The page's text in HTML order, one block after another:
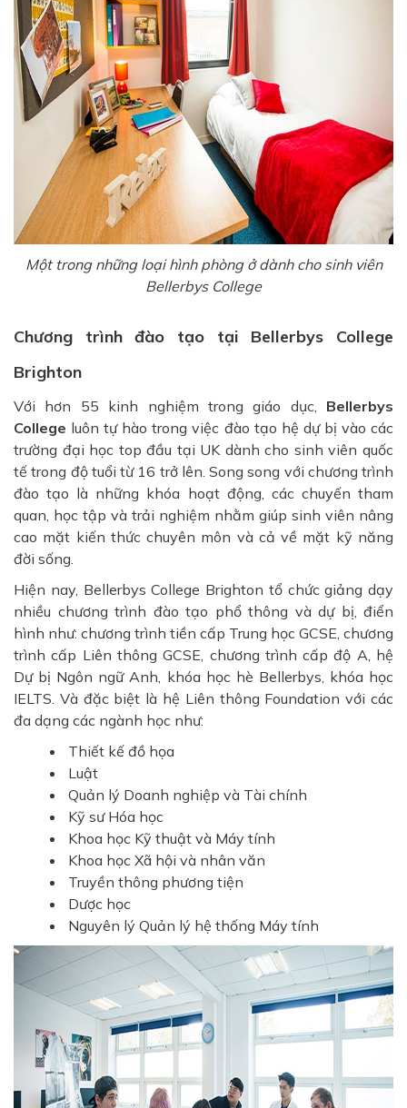
Một trong những loại hình phòng ở dành cho sinh viên
Bellerbys College
Chương trình đào tạo tại Bellerbys College
Brighton
Với hơn 55 kinh nghiệm trong giáo dục, Bellerbys
College luôn tự hào trong việc đào tạo hệ dự bị vào các
trường đại học top đầu tại UK dành cho sinh viên quốc
tế trong độ tuổi từ 16 trở lên. Song song với chương trình
đào tạo là những khóa hoạt động, các chuyến tham
quan, học tập và trải nghiệm nhằm giúp sinh viên nâng
cao mặt kiến thức chuyên môn và cả về mặt kỹ năng
đời sống.
Hiện nay, Bellerbys College Brighton tổ chức giảng dạy
nhiều chương trình đào tạo phổ thông và dự bị, điển
hình như: chương trình tiền cấp Trung học GCSE, chương
trình cấp Liên thông GCSE, chương trình cấp độ A, hệ
Dự bị Ngôn ngữ Anh, khóa học hè Bellerbys, khóa học
IELTS. Và đặc biệt là hệ Liên thông Foundation với các
đa dạng các ngành học như:
Thiết kế đồ họa
Luật
Quản lý Doanh nghiệp và Tài chính
Kỹ sư Hóa học
Khoa học Kỹ thuật và Máy tính
Khoa học Xã hội và nhân văn
Truyền thông phương tiện
Dược học
Nguyên lý Quản lý hệ thống Máy tính